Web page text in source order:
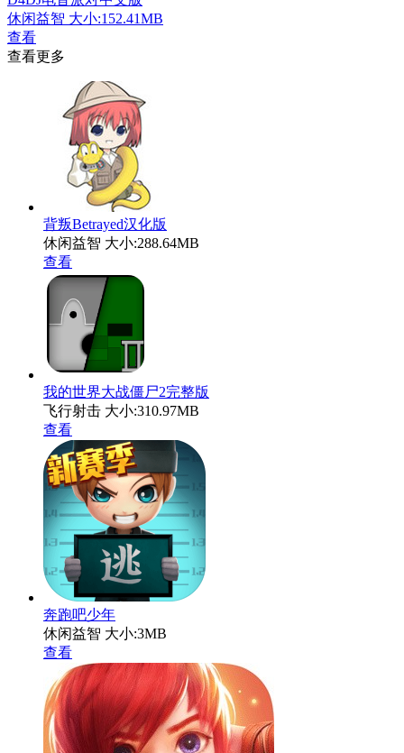
休闲益智 大小:152.41MB
查看
查看更多
背叛Betrayed汉化版
休闲益智 大小:288.64MB
查看
我的世界大战僵尸2完整版
飞行射击 大小:310.97MB
查看
奔跑吧少年
休闲益智 大小:3MB
查看